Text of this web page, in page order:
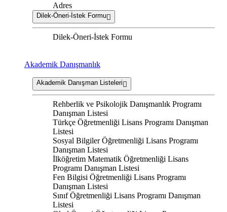
Adres
Dilek-Öneri-İstek Formu
Dilek-Öneri-İstek Formu
Akademik Danışmanlık
Akademik Danışman Listeleri
Rehberlik ve Psikolojik Danışmanlık Programı
Danışman Listesi
Türkçe Öğretmenliği Lisans Programı Danışman
Listesi
Sosyal Bilgiler Öğretmenliği Lisans Programı
Danışman Listesi
İlköğretim Matematik Öğretmenliği Lisans
Programı Danışman Listesi
Fen Bilgisi Öğretmenliği Lisans Programı
Danışman Listesi
Sınıf Öğretmenliği Lisans Programı Danışman
Listesi